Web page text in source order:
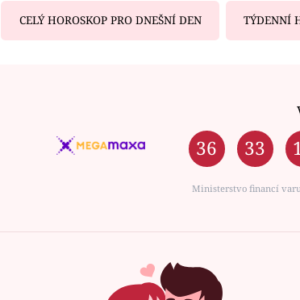
CELÝ HOROSKOP PRO DNEŠNÍ DEN TÝDENNÍ
36 33
Ministerstvo financí